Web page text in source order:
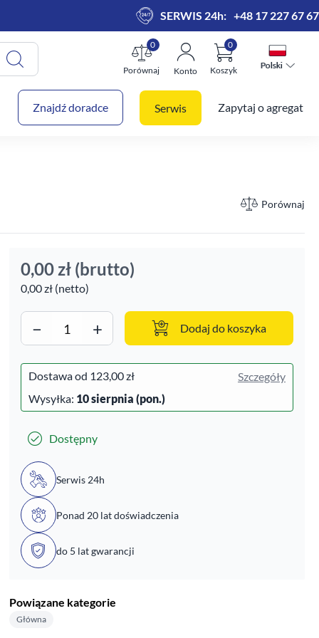
SERWIS 24h: +48 17 227 67 67
Porównaj
0
Konto Koszyk
0
Polski
Polski
Znajdź doradce Serwis Zapytaj o agregat
Porównaj
0,00 zł (brutto)
0,00 zł (netto)
− + Dodaj do koszyka
Dostawa od 123,00 zł
Szczegóły
Wysyłka: 10 sierpnia (pon.)
Dostępny
Serwis 24h
Ponad 20 lat doświadczenia
do 5 lat gwarancji
Powiązane kategorie
Główna